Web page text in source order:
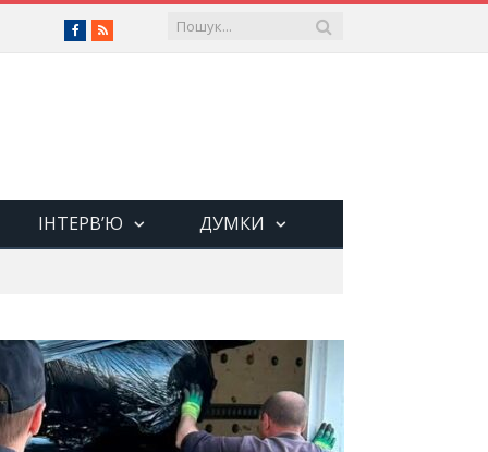
Facebook
RSS
ІНТЕРВ’Ю ДУМКИ